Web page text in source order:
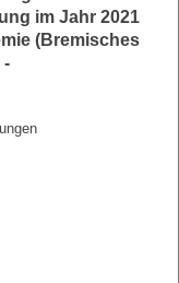
im Jahr 2021
(Bremisches
-